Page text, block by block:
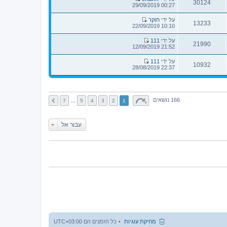
ה
ר
ה
ר
ה
ה
ו
ע
א
ח
ר
נ
ה
30124
צ
ה
ו
ע
א
ח
ר
ה
00:27 29/09/2019
13233 על ידי חוקר
צ
ה
ו
ע
ה
ח
ר
10:10 22/09/2019
21990 על ידי 111
צ
ה
ו
ה
ה
א
21:52 12/09/2019
10932 על ידי 111
צ
ה
ה
ו
ד
ר
22:37 28/08/2019
166 נושאים 1
2
3
4
5
7
עבור אל
כל הזמנים הם UTC+03:00 מחיקת עוגיות